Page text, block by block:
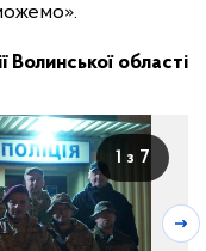
Волинської області
1 з 7